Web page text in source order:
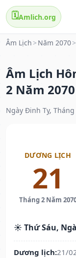
🗓️Amlich.org
Âm Lịch > Năm 2070>
Âm Lịch
2 Năm 2070
Ngày Đinh Tỵ,
DƯƠNG LỊCH
21
Tháng 2 Năm
☀️ Thứ Sáu,
Dương lịch:21/